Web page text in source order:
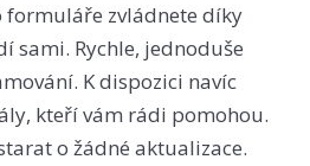
zvládnete díky
sami. Rychle, jednoduše
K dispozici navíc
kteří vám rádi pomohou.
o žádné aktualizace.